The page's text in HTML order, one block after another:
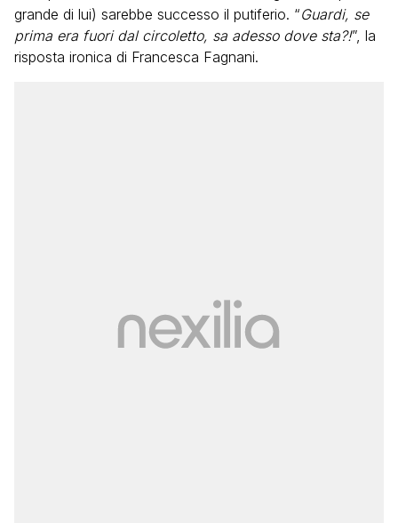
grande di lui) sarebbe successo il putiferio. “Guardi, se
prima era fuori dal circoletto, sa adesso dove sta?!”, la
risposta ironica di Francesca Fagnani.